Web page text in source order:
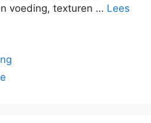
voeding, texturen … Lees